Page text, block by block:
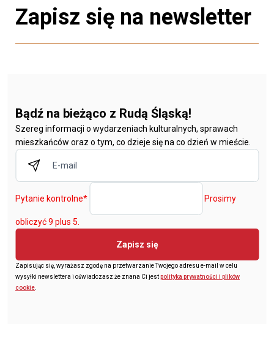
Zapisz się na newsletter
Bądź na bieżąco z Rudą Śląską!
Szereg informacji o wydarzeniach kulturalnych, sprawach
mieszkańców oraz o tym, co dzieje się na co dzień w mieście.
Pytanie kontrolne* Prosimy
obliczyć 9 plus 5.
Zapisz się
Zapisując się, wyrażasz zgodę na przetwarzanie Twojego adresu e-mail w celu
wysyłki newslettera i oświadczasz że znana Ci jestpolityka prywatności i plików
cookie.